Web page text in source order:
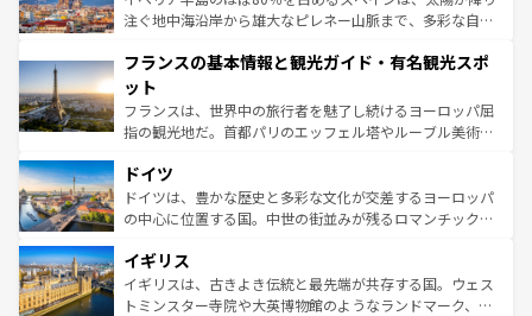
ピザやパスタなど、絶品のイタリア料理を堪能することも
ませてくれるイタリアで、忘れられない旅をしてみよう！
なお、新着のイタリア情報は
しい。
注ぐ地中海沿岸から雄大なピレネー山脈まで、多彩な自然
文化が根付くこの国では、情熱的なフラメンコ、熱気あふ
れる闘牛、そして美味しいタパスが生活の一部となってい
る。首都マドリードの洗練された雰囲気や、バルセロナの
アートに溢れた街角から、地方では古代ローマ遺跡や中世
せる。地方によって風土や気候が異なるスペインはその個
性で訪れる人を魅了する。 なお、新着のスペイン情報は コ
ンテンツ一覧を参照してほしい。
フランスの基本情報と観光ガイド・有名観光スポ
ット
フランスは、世界中の旅行者を魅了し続けるヨーロッパ屈
指の観光地だ。首都パリのエッフェル塔やルーブル美術館
で、幅広い魅力が詰まっている。華麗な宮殿、歴史的な大
聖堂、美しいビーチ、そして豊かな自然が、訪れる者を心
から魅了する。また、フランスは美食の国としても知ら
いる。シャンパンの発祥地であるランス、プロヴァンスの
香り高いラベンダー畑など、多彩な楽しみ方が可能だ。さ
らに、パリ以外の地域にも魅力が溢れており、どの街角に
ドイツ
ドイツは、豊かな歴史と多彩な文化が交差するヨーロッパ
の中心に位置する国。中世の街並みが残るロマンチック街
顔を持つこの国は、どこを歩いても飽きることがない。ベ
ルリンの文化的活気、バイエルン州のアルプスの絶景、そ
してライン川沿いのワイン畑といった風景は必見。ビール
イギリス
イギリスは、古きよき伝統と最先端が共存する国。ウェス
トミンスター寺院や大英博物館のようなランドマーク、歴